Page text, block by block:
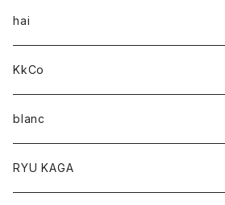
hai
KkCo
blanc
RYU KAGA